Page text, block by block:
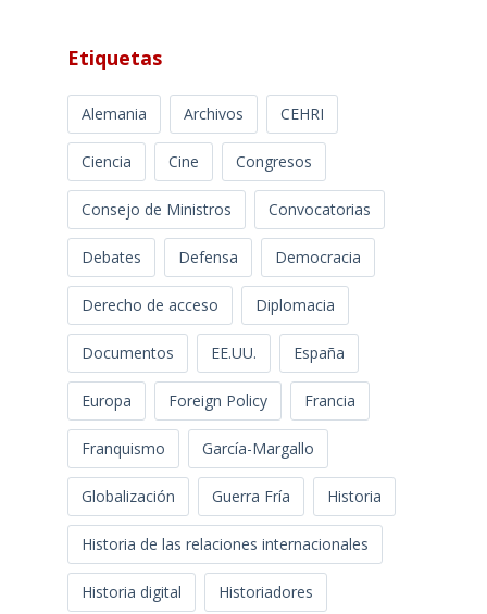
Etiquetas
Alemania Archivos CEHRI
Ciencia Cine Congresos
Consejo de Ministros Convocatorias
Debates Defensa Democracia
Derecho de acceso Diplomacia
Documentos EE.UU. España
Europa Foreign Policy Francia
Franquismo García-Margallo
Globalización Guerra Fría Historia
Historia de las relaciones internacionales
Historia digital Historiadores